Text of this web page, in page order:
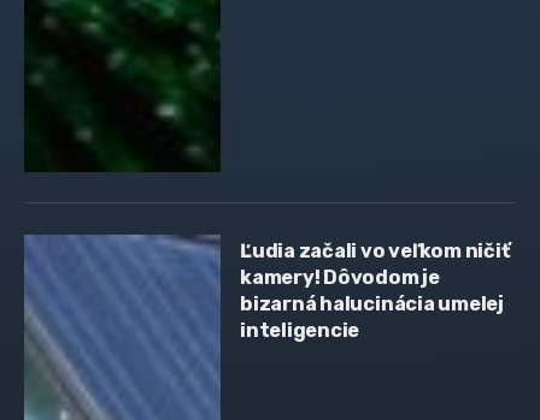
Ľudia začali vo veľkom ničiť
kamery! Dôvodom je
bizarná halucinácia umelej
inteligencie